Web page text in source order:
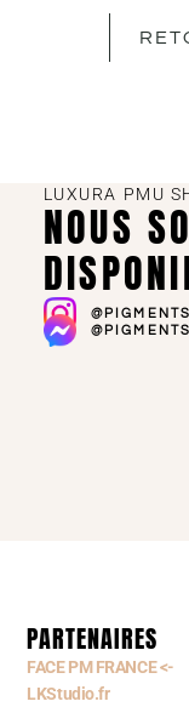
LUXURA PMU
NOUS
PARTENAIRES
FACE PM FRANCE <-
LKStudio.fr